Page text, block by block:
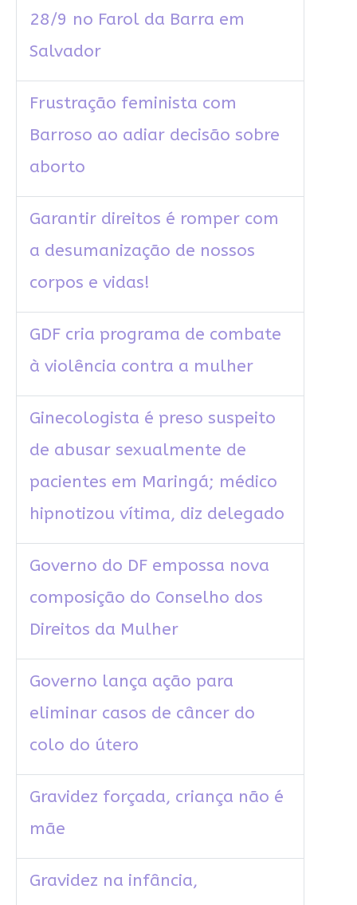
28/9 no Farol da Barra em
Salvador
Frustração feminista com
Barroso ao adiar decisão sobre
aborto
Garantir direitos é romper com
a desumanização de nossos
corpos e vidas!
GDF cria programa de combate
à violência contra a mulher
Ginecologista é preso suspeito
de abusar sexualmente de
pacientes em Maringá; médico
hipnotizou vítima, diz delegado
Governo do DF empossa nova
composição do Conselho dos
Direitos da Mulher
Governo lança ação para
eliminar casos de câncer do
colo do útero
Gravidez forçada, criança não é
mãe
Gravidez na infância,